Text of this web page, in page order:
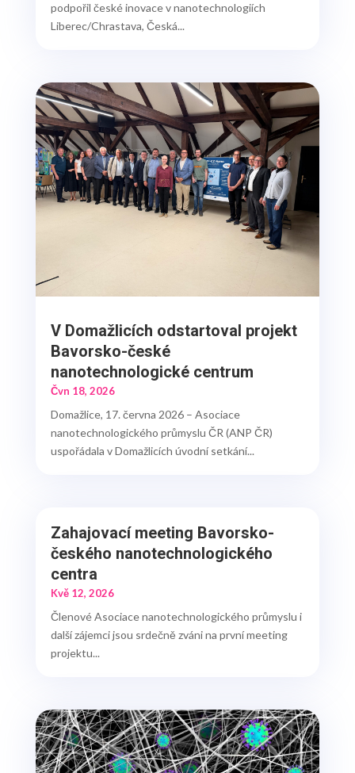
podpořil české inovace v nanotechnologiích
Liberec/Chrastava, Česká...
V Domažlicích odstartoval projekt
Bavorsko-české
nanotechnologické centrum
Čvn 18, 2026
Domažlice, 17. června 2026 – Asociace
nanotechnologického průmyslu ČR (ANP ČR)
uspořádala v Domažlicích úvodní setkání...
Zahajovací meeting Bavorsko-
českého nanotechnologického
centra
Kvě 12, 2026
Členové Asociace nanotechnologického průmyslu i
další zájemci jsou srdečně zváni na první meeting
projektu...